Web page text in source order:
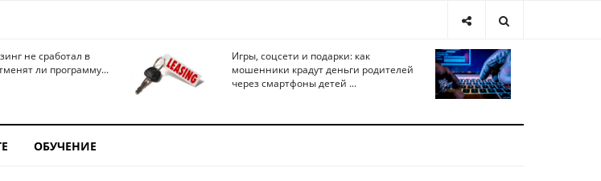
не сработал в
ли программу...
Игры, соцсети и подарки: как
мошенники крадут деньги родителей
через смартфоны детей ...
ОБУЧЕНИЕ